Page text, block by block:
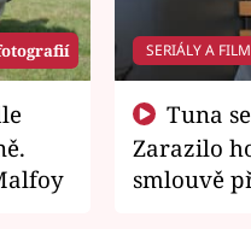
SERIÁLY A
Zarazilo
smlouvě